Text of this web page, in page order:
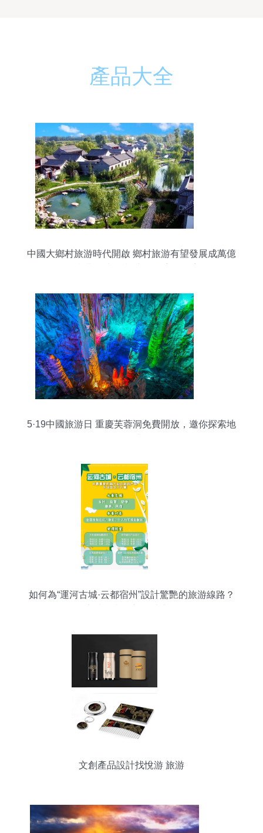
產品大全
中國大鄉村旅游時代開啟 鄉村旅游有望發展成萬億
5·19中國旅游日 重慶芙蓉洞免費開放，邀你探索地
如何為“運河古城·云都宿州”設計驚艷的旅游線路？
文創產品設計找悅游 旅游